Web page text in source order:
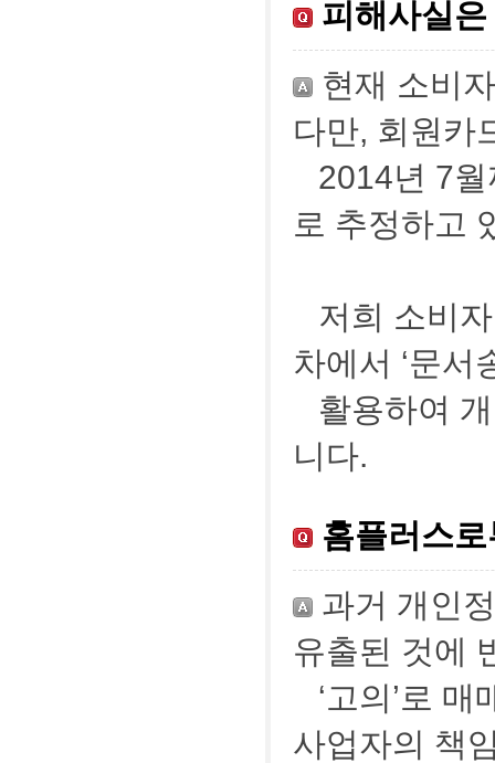
피해사실
현재 소비
다만, 회원카
2014년 7
로 추정하고
저희 소비
차에서 ‘문서
활용하여
니다.
홈플러스
과거 개인
유출된 것에
‘고의’로
사업자의 책